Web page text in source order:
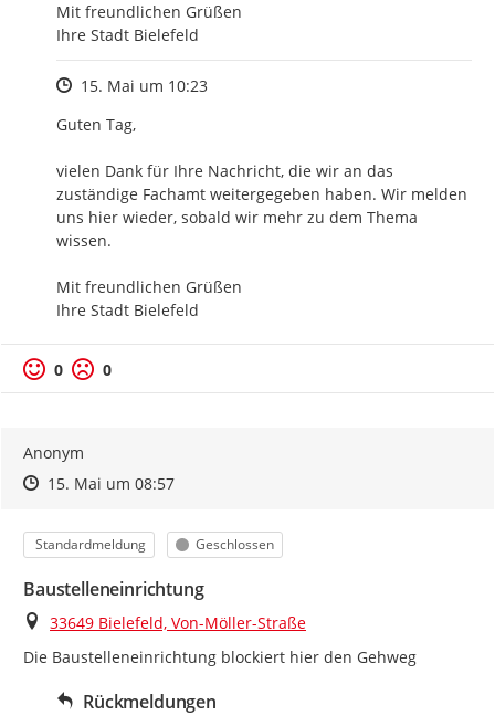
Mit freundlichen Grüßen
Ihre Stadt Bielefeld
Zeitpunkt des Erstellens
15. Mai um 10:23
Guten Tag,
vielen Dank für Ihre Nachricht, die wir an das
zuständige Fachamt weitergegeben haben. Wir melden
uns hier wieder, sobald wir mehr zu dem Thema
wissen.
Mit freundlichen Grüßen
Ihre Stadt Bielefeld
0 0
Anonym
Zeitpunkt des Erstellens
Zeitpunkt des Erstellens
15. Mai um 08:57Zur Äußerung
Kategorie
Standardmeldung Status
Geschlossen
Baustelleneinrichtung
Ort
33649 Bielefeld, Von-Möller-Straße
Die Baustelleneinrichtung blockiert hier den Gehweg
Rückmeldungen